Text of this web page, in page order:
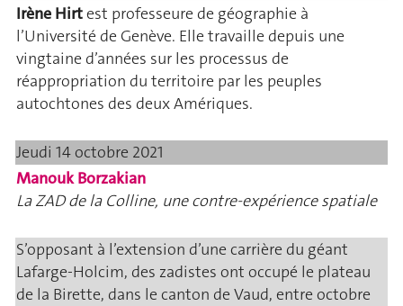
Irène Hirtest professeure de géographie à
l’Université de Genève. Elle travaille depuis une
vingtaine d’années sur les processus de
réappropriation du territoire par les peuples
autochtones des deux Amériques.
Jeudi 14 octobre 2021
Manouk Borzakian
La ZAD de la Colline, une contre-expérience spatiale
S’opposant à l’extension d’une carrière du géant
Lafarge-Holcim, des zadistes ont occupé le plateau
de la Birette, dans le canton de Vaud, entre octobre